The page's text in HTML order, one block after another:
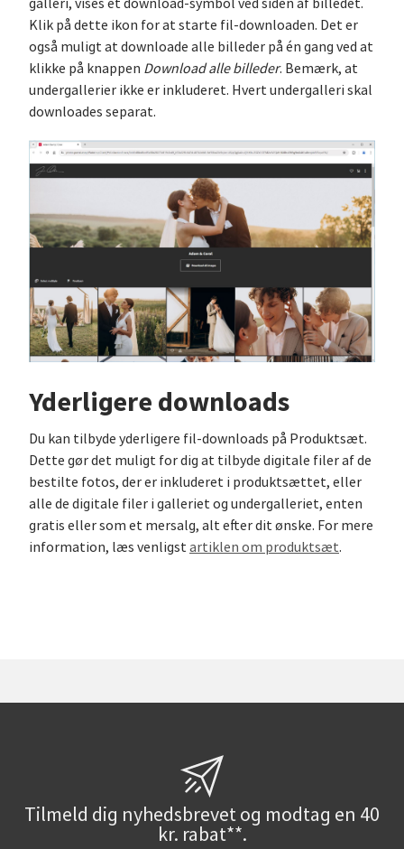
Klik på dette ikon for at starte fil-downloaden. Det er
også muligt at downloade alle billeder på én gang ved at
klikke på knappen Download alle billeder. Bemærk, at
undergallerier ikke er inkluderet. Hvert undergalleri skal
downloades separat.
Yderligere downloads
Du kan tilbyde yderligere fil-downloads på Produktsæt.
Dette gør det muligt for dig at tilbyde digitale filer af de
bestilte fotos, der er inkluderet i produktsættet, eller
alle de digitale filer i galleriet og undergalleriet, enten
gratis eller som et mersalg, alt efter dit ønske. For mere
information, læs venligstartiklen om produktsæt.
Tilmeld dig nyhedsbrevet og modtag en 40
kr. rabat**.